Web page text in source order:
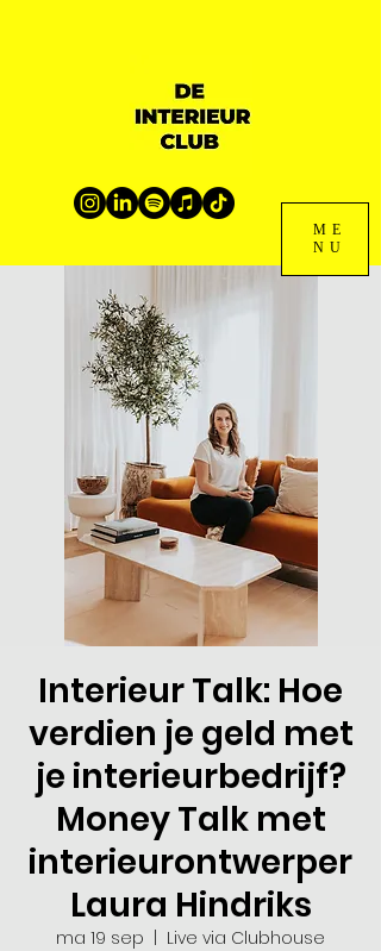
ME
NU
Interieur Talk: Hoe
verdien je geld met
je interieurbedrijf?
Money Talk met
interieurontwerper
Laura Hindriks
ma 19 sep
Live via Clubhouse